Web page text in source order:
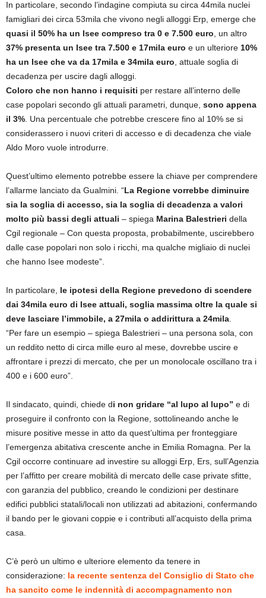
In particolare, secondo l’indagine compiuta su circa 44mila nuclei
famigliari dei circa 53mila che vivono negli alloggi Erp, emerge che
quasi il 50% ha un Isee compreso tra 0 e 7.500 euro , un altro
37% presenta un Isee tra 7.500 e 17mila euro e un ulteriore 10%
ha un Isee che va da 17mila e 34mila euro , attuale soglia di
decadenza per uscire dagli alloggi.
Coloro che non hanno i requisiti per restare all’interno delle
case popolari secondo gli attuali parametri, dunque, sono appena
il 3% . Una percentuale che potrebbe crescere fino al 10% se si
considerassero i nuovi criteri di accesso e di decadenza che viale
Aldo Moro vuole introdurre.
Quest’ultimo elemento potrebbe essere la chiave per comprendere
l’allarme lanciato da Gualmini. “La Regione vorrebbe diminuire
sia la soglia di accesso, sia la soglia di decadenza a valori
molto più bassi degli attuali – spiega Marina Balestrieri della
Cgil regionale – Con questa proposta, probabilmente, uscirebbero
dalle case popolari non solo i ricchi, ma qualche migliaio di nuclei
che hanno Isee modeste”.
In particolare, le ipotesi della Regione prevedono di scendere
dai 34mila euro di Isee attuali, soglia massima oltre la quale si
deve lasciare l’immobile, a 27mila o addirittura a 24mila
“Per fare un esempio – spiega Balestrieri – una persona sola, con
un reddito netto di circa mille euro al mese, dovrebbe uscire e
affrontare i prezzi di mercato, che per un monolocale oscillano tra i
400 e i 600 euro”.
Il sindacato, quindi, chiede di non gridare “al lupo al lupo” e di
proseguire il confronto con la Regione, sottolineando anche le
misure positive messe in atto da quest’ultima per fronteggiare
l’emergenza abitativa crescente anche in Emilia Romagna. Per la
Cgil occorre continuare ad investire su alloggi Erp, Ers, sull’Agenzia
per l’affitto per creare mobilità di mercato delle case private sfitte,
con garanzia del pubblico, creando le condizioni per destinare
edifici pubblici statali/locali non utilizzati ad abitazioni, confermando
il bando per le giovani coppie e i contributi all’acquisto della prima
casa.
C’è però un ultimo e ulteriore elemento da tenere in
considerazione: la recente sentenza del Consiglio di Stato che
ha sancito come le indennità di accompagnamento non